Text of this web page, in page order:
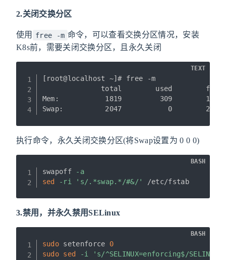
2.关闭交换分区
使用 free -m 命令，可以查看交换分区情况，安装
K8s前，需要关闭交换分区，且永久关闭
[root@localhost ~]# free -m
total        used
Mem:           1819         309
TEXT
执行命令，永久关闭交换分区(将Swap设置为 0 0 0)
swapoff
-a
sed
-ri 's/.*swap.*/#&/' /etc/fstab
BASH
3.禁用，并永久禁用SELinux
sudo setenforce 0
sudo sed -i 's/^SELINUX=enforcing$/
BASH